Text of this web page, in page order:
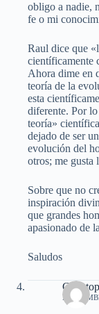
obligo a nadie,
fe o mi
Raul dice que
científicamente
Ahora dime en
teoría de la
esta
diferente. Por
teoría»
dejado de ser
evolución del
otros; me gusta
Sobre que no
inspiración
que grandes
apasionado de
Saludos